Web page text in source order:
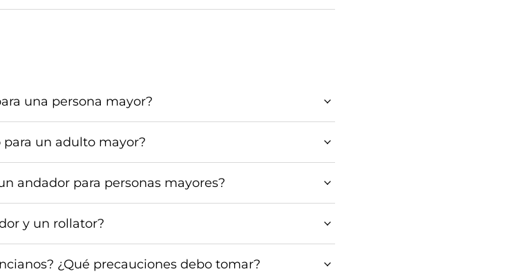
una persona mayor?
un adulto mayor?
andador para personas mayores?
y un rollator?
¿Qué precauciones debo tomar?